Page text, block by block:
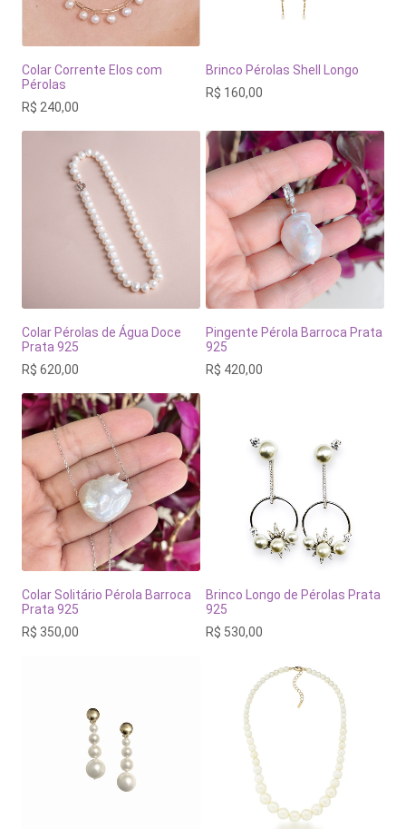
Colar Corrente Elos com
Pérolas
R$ 240,00
Brinco Pérolas Shell Longo
R$ 160,00
Colar Pérolas de Água Doce
Prata 925
R$ 620,00
Pingente Pérola Barroca Prata
925
R$ 420,00
Colar Solitário Pérola Barroca
Prata 925
R$ 350,00
Brinco Longo de Pérolas Prata
925
R$ 530,00